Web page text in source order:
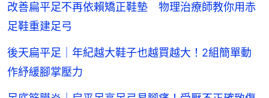
改善扁平足不再依賴矯正鞋墊 物理治療師教你用赤
足鞋重建足弓
後天扁平足｜年紀越大鞋子也越買越大！2組簡單動
作紓緩腳掌壓力